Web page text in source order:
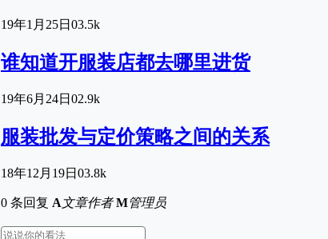
19年1月25日 03.5k
谁知道开服装店都去哪里进货
19年6月24日 02.9k
服装批发与定价策略之间的关系
18年12月19日 03.8k
0 条回复 A文章作者 M管理员